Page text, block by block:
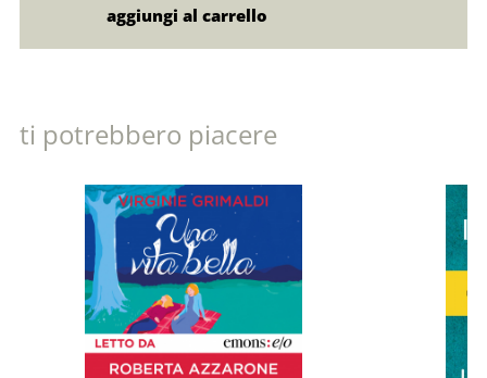
ti potrebbero piacere